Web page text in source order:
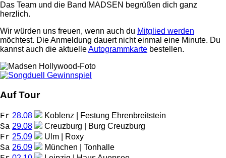
Das Team und die Band MADSEN begrüßen dich ganz
herzlich.
Wir würden uns freuen, wenn auch du Mitglied werden
möchtest. Die Anmeldung dauert nicht einmal eine Minute. Du
kannst auch die aktuelleAutogrammkarte bestellen.
Auf Tour
Fr 28.08 Koblenz | Festung Ehrenbreitstein
Sa 29.08 Creuzburg | Burg Creuzburg
Fr 25.09 Ulm | Roxy
Sa 26.09 München | Tonhalle